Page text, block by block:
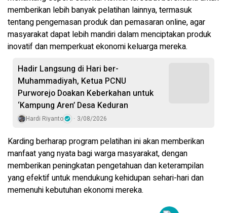
memberikan lebih banyak pelatihan lainnya, termasuk
tentang pengemasan produk dan pemasaran online, agar
masyarakat dapat lebih mandiri dalam menciptakan produk
inovatif dan memperkuat ekonomi keluarga mereka.
Hadir Langsung di Hari ber-
Muhammadiyah, Ketua PCNU
Purworejo Doakan Keberkahan untuk
‘Kampung Aren’ Desa Keduran
Hardi Riyanto 3/08/2026
Karding berharap program pelatihan ini akan memberikan
manfaat yang nyata bagi warga masyarakat, dengan
memberikan peningkatan pengetahuan dan keterampilan
yang efektif untuk mendukung kehidupan sehari-hari dan
memenuhi kebutuhan ekonomi mereka.